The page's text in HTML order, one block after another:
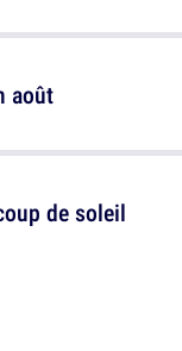
août
de soleil